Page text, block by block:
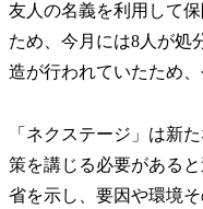
友人の名義を利用して
ため、今月には8人が処
造が行われていたため
「ネクステージ」は新
策を講じる必要がある
省を示し、要因や環境